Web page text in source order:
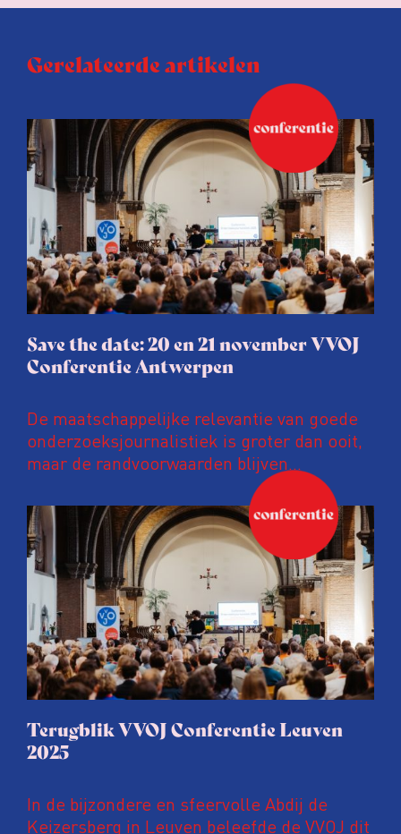
Gerelateerde artikelen
Save the date: 20 en 21 november VVOJ
Conferentie Antwerpen
De maatschappelijke relevantie van goede
onderzoeksjournalistiek is groter dan ooit,
maar de randvoorwaarden blijven
kwetsbaar. Tijdens de komende VVOJ
Conferentie duiken we in De
ongemakkelijke werkelijkheid: een eerlijke
en urgente blik op de staat van ons vak.
Terugblik VVOJ Conferentie Leuven
2025
In de bijzondere en sfeervolle Abdij de
Keizersberg in Leuven beleefde de VVOJ dit